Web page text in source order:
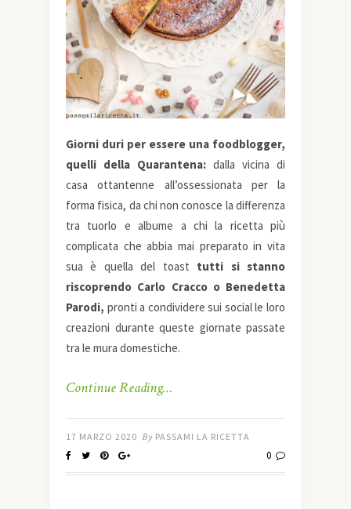
Giorni duri per essere una foodblogger,
quelli della Quarantena: dalla vicina di
casa ottantenne all’ossessionata per la
forma fisica, da chi non conosce la differenza
tra tuorlo e albume a chi la ricetta più
complicata che abbia mai preparato in vita
sua è quella del toast tutti si stanno
riscoprendo Carlo Cracco o Benedetta
Parodi, pronti a condividere sui social le loro
creazioni durante queste giornate passate
tra le mura domestiche.
Continue Reading…
17 MARZO 2020 By PASSAMI LA RICETTA
0